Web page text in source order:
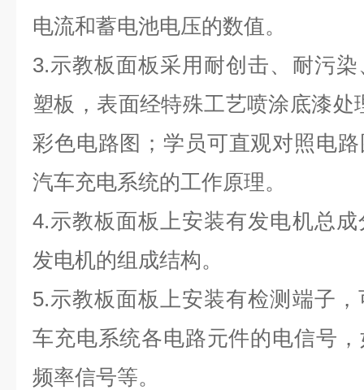
电流和蓄电池电压的数值。
3.示教板面板采用耐创击、耐污
塑板，表面经特殊工艺喷涂底漆
彩色电路图；学员可直观对照电
汽车充电系统的工作原理。
4.示教板面板上安装有发电机总
发电机的组成结构。
5.示教板面板上安装有检测端子
车充电系统各电路元件的电信号
频率信号等。